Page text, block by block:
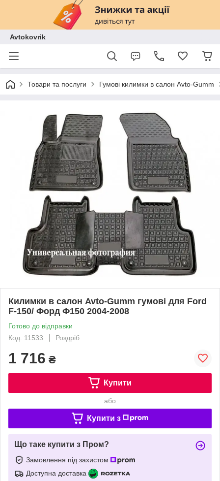
Avtokovrik
Товари та послуги Гумові килимки в салон Avto-Gumm
Килимки в салон Avto-Gumm гумові для Ford
F-150/ Форд Ф150 2004-2008
Готово до відправки
Код: 11533
Роздріб
1 716 ₴
Купити
або
Купити з
Що таке купити з Пром?
Замовлення під захистом
Доступна доставка